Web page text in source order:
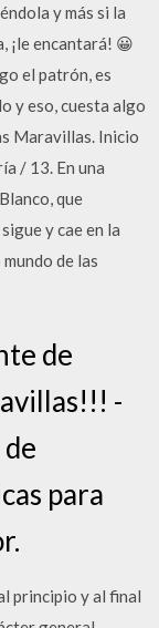
y más si la
¡le encantará! 😀
el patrón, es
y eso, cuesta algo
Maravillas. Inicio
/ 13. En una
que
y cae en la
de las
de
-
para
principio y al final